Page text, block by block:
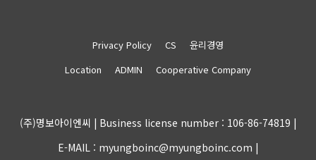
Privacy Policy CS
윤리경영
Location
ADMIN Cooperative Company
(주)명보아이엔씨 | Business license number : 106-86-74819 |
E-MAIL : myungboinc@myungboinc.com |